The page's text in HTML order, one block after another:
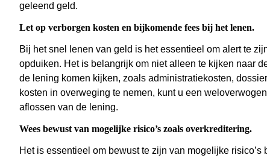
geleend geld.
Let op verborgen kosten en bijkomende fees bij het lenen.
Bij het snel lenen van geld is het essentieel om alert te
opduiken. Het is belangrijk om niet alleen te kijken naar
de lening komen kijken, zoals administratiekosten,
kosten in overweging te nemen, kunt u een
aflossen van de lening.
Wees bewust van mogelijke risico’s zoals overkreditering.
Het is essentieel om bewust te zijn van mogelijke